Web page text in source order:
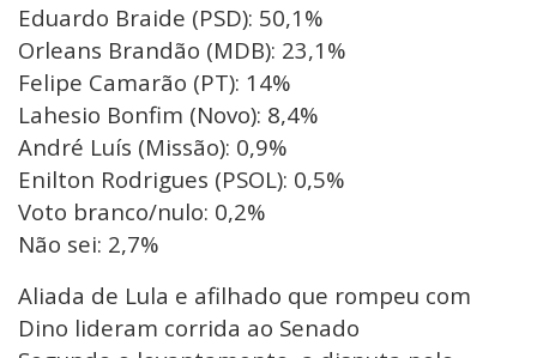
Eduardo Braide (PSD): 50,1%
Orleans Brandão (MDB): 23,1%
Felipe Camarão (PT): 14%
Lahesio Bonfim (Novo): 8,4%
André Luís (Missão): 0,9%
Enilton Rodrigues (PSOL): 0,5%
Voto branco/nulo: 0,2%
Não sei: 2,7%
Aliada de Lula e afilhado que rompeu com
Dino lideram corrida ao Senado